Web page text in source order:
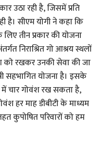
उठा रही है, जिसमें प्रति
है। सीएम योगी ने कहा कि
तीन प्रकार की योजना
निराश्रित गो आश्रय स्थलों
रखकर उनकी सेवा की जा
सहभागित योजना है। इसके
चार गोवंश रख सकता है,
हर माह डीबीटी के माध्यम
कुपोषित परिवारों को हम